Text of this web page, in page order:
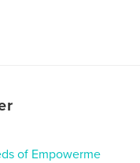
of Empowerme